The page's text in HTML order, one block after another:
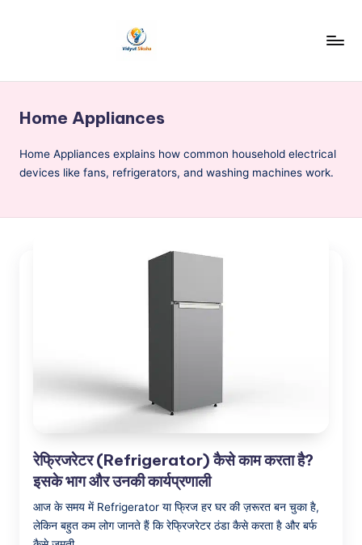
d
y
u
Home Appliances
Home Appliances explains how common household electrical
devices like fans, refrigerators, and washing machines work.
रेफ्रिजरेटर (Refrigerator) कैसे काम करता है?
इसके भाग और उनकी कार्यप्रणाली
आज के समय में Refrigerator या फ्रिज हर घर की ज़रूरत बन चुका है,
लेकिन बहुत कम लोग जानते हैं कि रेफ्रिजरेटर ठंडा कैसे करता है और बर्फ